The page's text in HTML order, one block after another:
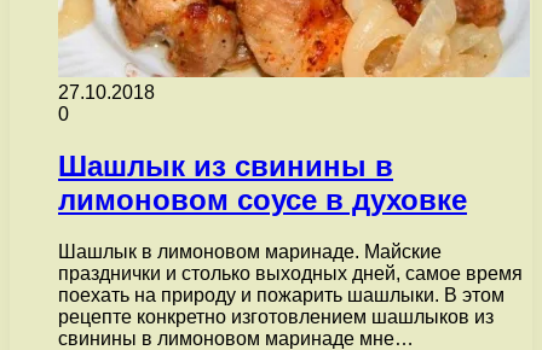
27.10.2018
0
Шашлык из свинины в
лимоновом соусе в духовке
Шашлык в лимоновом маринаде. Майские
празднички и столько выходных дней, самое время
поехать на природу и пожарить шашлыки. В этом
рецепте конкретно изготовлением шашлыков из
свинины в лимоновом маринаде мне…